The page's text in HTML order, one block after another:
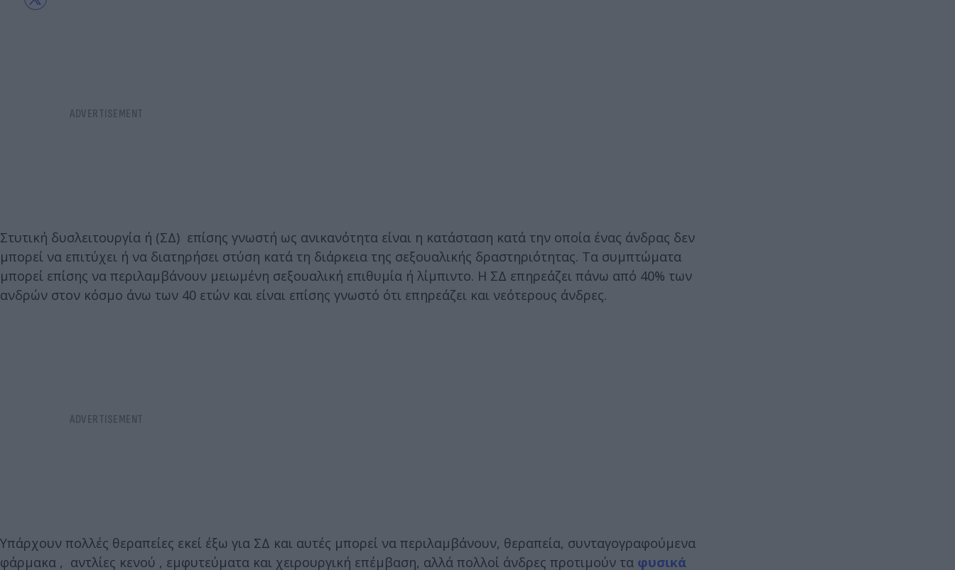
Στυτική δυσλειτουργία ή (ΣΔ) επίσης γνωστή ως ανικανότητα είναι η κατάσταση κατά την οποία ένας άνδρας δεν
μπορεί να επιτύχει ή να διατηρήσει στύση κατά τη διάρκεια της σεξουαλικής δραστηριότητας. Τα συμπτώματα
μπορεί επίσης να περιλαμβάνουν μειωμένη σεξουαλική επιθυμία ή λίμπιντο. Η ΣΔ επηρεάζει πάνω από 40% των
ανδρών στον κόσμο άνω των 40 ετών και είναι επίσης γνωστό ότι επηρεάζει και νεότερους άνδρες.
Υπάρχουν πολλές θεραπείες εκεί έξω για ΣΔ και αυτές μπορεί να περιλαμβάνουν, θεραπεία, συνταγογραφούμενα
φάρμακα , αντλίες κενού , εμφυτεύματα και χειρουργική επέμβαση, αλλά πολλοί άνδρες προτιμούν τα φυσικά